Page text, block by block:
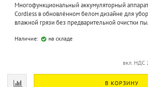
Многофункциональный аккумуляторный
Cordless в обновлённом белом дизайне для
влажной грязи без предварительной очистки
Наличие: на складе
вкл. НДС
В КОРЗИНУ